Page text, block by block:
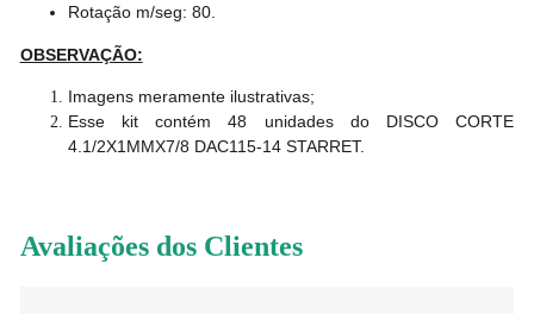
Rotação m/seg: 80.
OBSERVAÇÃO:
Imagens meramente ilustrativas;
Esse kit contém 48 unidades do DISCO CORTE
4.1/2X1MMX7/8 DAC115-14 STARRET.
Avaliações dos Clientes